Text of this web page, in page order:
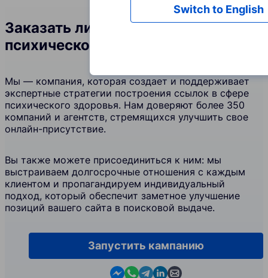
Заказать линкбилдинг в сфере
психического здоровья
Мы — компания, которая создает и поддерживает
экспертные стратегии построения ссылок в сфере
психического здоровья. Нам доверяют более 350
компаний и агентств, стремящихся улучшить свое
онлайн-присутствие.
Вы также можете присоединиться к ним: мы
выстраиваем долгосрочные отношения с каждым
клиентом и пропагандируем индивидуальный
подход, который обеспечит заметное улучшение
позиций вашего сайта в поисковой выдаче.
Запустить кампанию
Contact us in Messenger
Contact us in WhatsApp
Contact us in Telegram
Contact us in Linkedin
Contact us by email
Switch to English